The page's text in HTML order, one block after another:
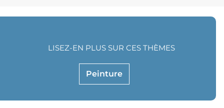
Peinture
LISEZ-EN PLUS SUR CES THÈMES